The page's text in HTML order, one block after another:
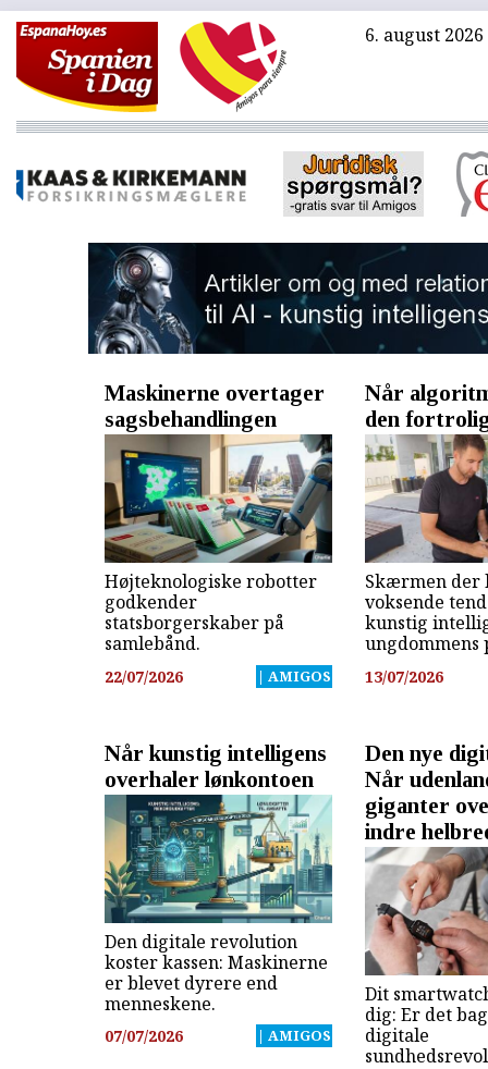
6. august 2026
Maskinerne overtager
sagsbehandlingen
Højteknologiske robotter
godkender
statsborgerskaber på
samlebånd.
22/07/2026 | AMIGOS
Når
den
Skærmen der
voksende
kunstig
ungdommens
13/07/2026
Når kunstig intelligens
overhaler lønkontoen
Den digitale revolution
koster kassen: Maskinerne
er blevet dyrere end
menneskene.
07/07/2026 | AMIGOS
Den nye
Når
giganter
indre
Dit
dig: Er det
digitale